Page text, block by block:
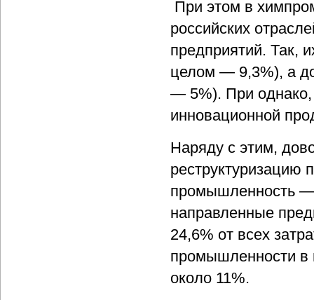
При этом в
российских
предприятий. Так,
целом — 9,3%), а
— 5%). При однако,
инновационной
Наряду с этим,
реструктуризацию
промышленность —
направленные
24,6% от всех
промышленности в
около 11%.